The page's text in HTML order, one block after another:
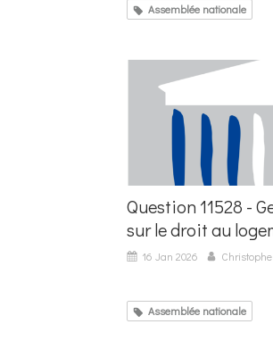
Assemblée nationale
Question 11528 -
sur le droit au
16 Jan 2026
Assemblée nationale